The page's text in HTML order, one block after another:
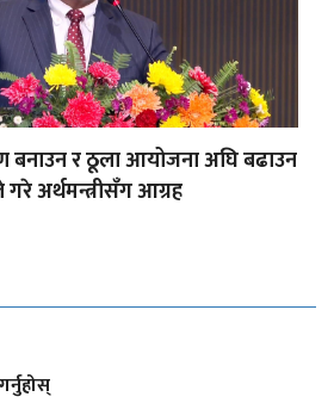
बनाउन र ठूला आयोजना अघि बढाउन
अर्थमन्त्रीसँग आग्रह